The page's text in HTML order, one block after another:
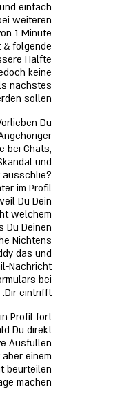
einfach
weiteren
1 Minute
& folgende
Halfte
keine
nachstes
sollen.
Du
bei Chats,
und
ausschlie?
im Profil
Du Dein
welchem
Du Deinen
Nichtens
das und
Nachricht
bei
Dir eintrifft.
Profil fort
Du direkt
Ausfullen
einem
beurteilen
machen.